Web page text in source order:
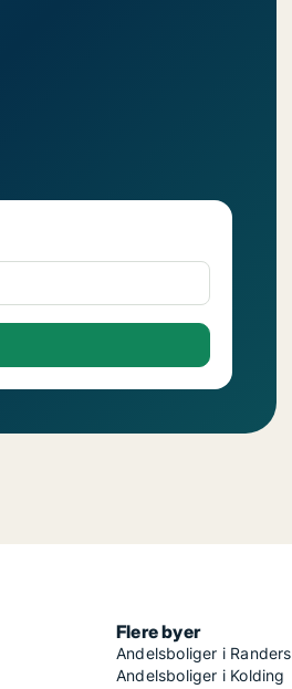
Flere byer
Andelsboliger i Randers
Andelsboliger i Kolding